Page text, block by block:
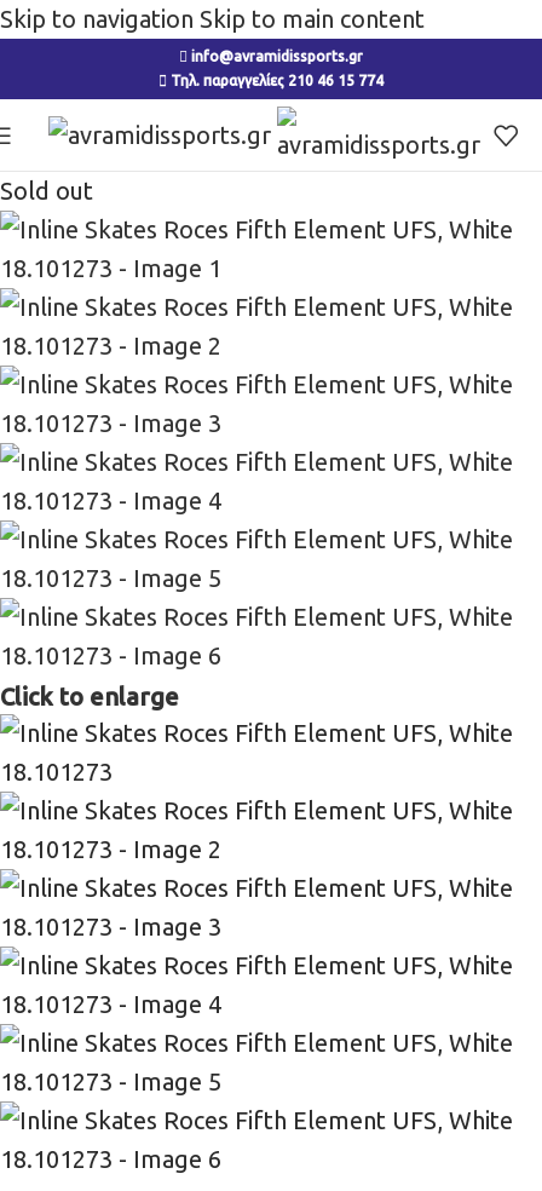
Skip to navigation Skip to main content
info@avramidissports.gr
Τηλ. παραγγελίες 210 46 15 774
Sold out
Click to enlarge